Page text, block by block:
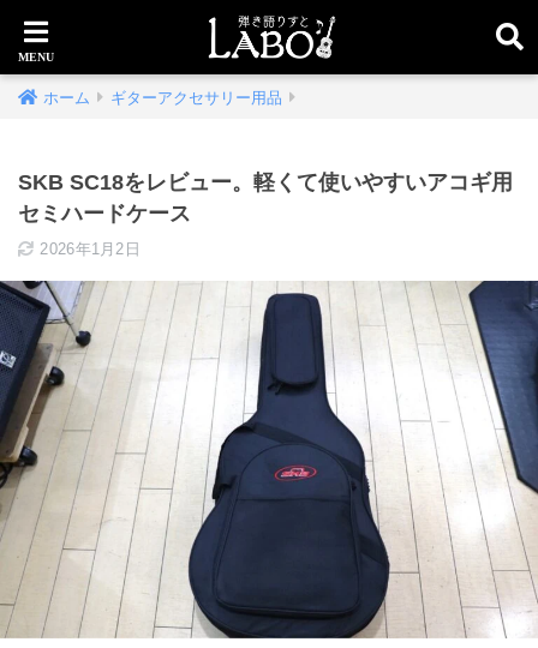
ホーム ギターアクセサリー用品
SKB SC18をレビュー。軽くて使いやすいアコギ用
セミハードケース
2026年1月2日